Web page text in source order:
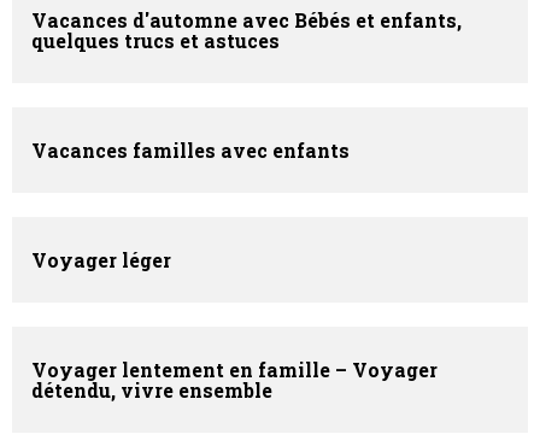
Vacances d'automne avec Bébés et enfants,
quelques trucs et astuces
Vacances familles avec enfants
Voyager léger
Voyager lentement en famille – Voyager
détendu, vivre ensemble